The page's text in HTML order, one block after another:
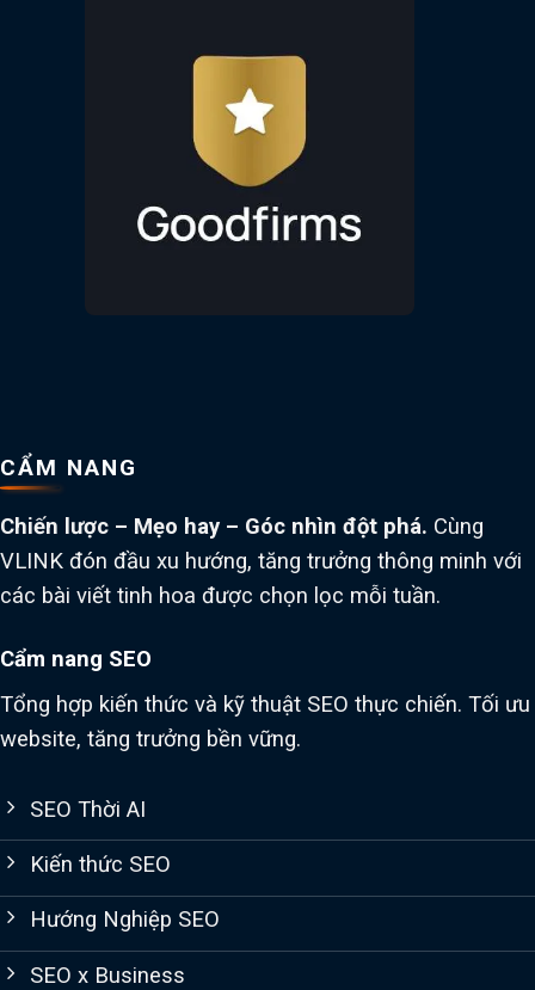
CẨM NANG
Chiến lược – Mẹo hay – Góc nhìn đột phá. Cùng
VLINK đón đầu xu hướng, tăng trưởng thông minh với
các bài viết tinh hoa được chọn lọc mỗi tuần.
Cẩm nang SEO
Tổng hợp kiến thức và kỹ thuật SEO thực chiến. Tối ưu
website, tăng trưởng bền vững.
SEO Thời AI
Kiến thức SEO
Hướng Nghiệp SEO
SEO x Business